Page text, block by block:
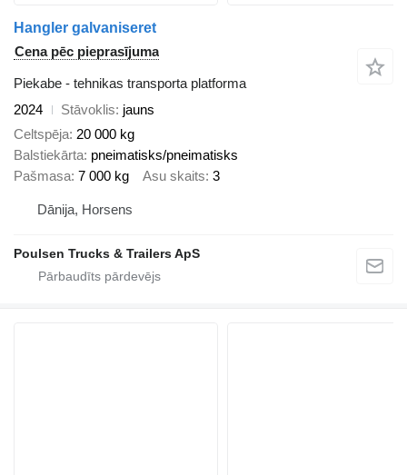
Hangler galvaniseret
Cena pēc pieprasījuma
Piekabe - tehnikas transporta platforma
2024
Stāvoklis jauns
Celtspēja 20 000 kg
Balstiekārta pneimatisks/pneimatisks
Pašmasa 7 000 kg Asu skaits 3
Dānija, Horsens
Poulsen Trucks & Trailers ApS